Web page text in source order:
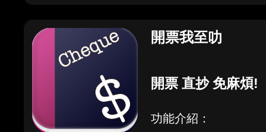
開票我至叻
開票 直抄 免麻煩!
功能介紹：